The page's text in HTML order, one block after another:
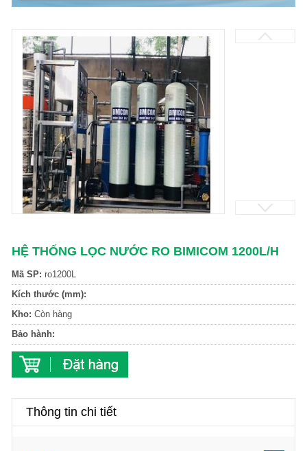
HỆ THỐNG LỌC NƯỚC RO BIMICOM 1200L/H
Mã SP: ro1200L
Kích thước (mm):
Kho: Còn hàng
Bảo hành:
Thông tin chi tiết